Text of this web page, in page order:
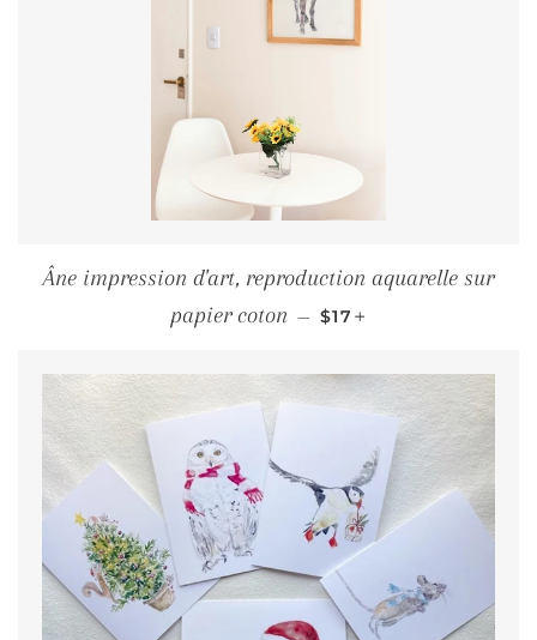
Âne impression d'art, reproduction aquarelle sur
papier coton — PRIX RÉGULIER
$17